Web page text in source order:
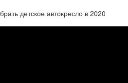
детское автокресло в 2020